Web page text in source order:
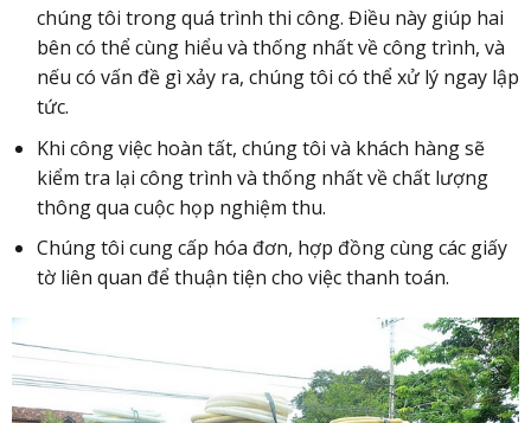
chúng tôi trong quá trình thi công. Điều này giúp hai
bên có thể cùng hiểu và thống nhất về công trình, và
nếu có vấn đề gì xảy ra, chúng tôi có thể xử lý ngay lập
tức.
Khi công việc hoàn tất, chúng tôi và khách hàng sẽ
kiểm tra lại công trình và thống nhất về chất lượng
thông qua cuộc họp nghiệm thu.
Chúng tôi cung cấp hóa đơn, hợp đồng cùng các giấy
tờ liên quan để thuận tiện cho việc thanh toán.